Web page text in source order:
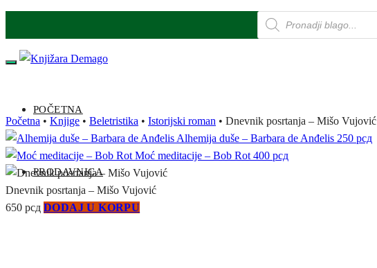
to
navigation
to
content
Products
search
POČETNA
PRODAVNICA
Početna • Knjige • Beletristika • Istorijski roman • Dnevnik posrtanja – Mišo Vujović
Alhemija duše – Barbara de Anđelis 250 рсд
Moć meditacije – Bob Rot 400 рсд
Dnevnik posrtanja – Mišo Vujović
650 рсд DODAJ U KORPU